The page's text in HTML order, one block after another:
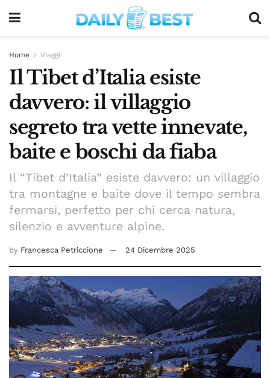
Home Viaggi
Il Tibet d’Italia esiste
davvero: il villaggio
segreto tra vette innevate,
baite e boschi da fiaba
Il “Tibet d’Italia” esiste davvero: un villaggio
tra montagne e baite dove il tempo sembra
fermarsi, perfetto per chi cerca natura,
silenzio e avventure alpine.
by Francesca Petriccione 24 Dicembre 2025